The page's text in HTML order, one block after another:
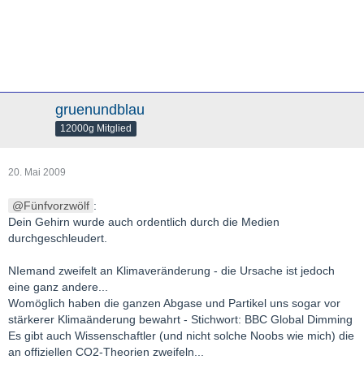
gruenundblau
12000g Mitglied
20. Mai 2009
Fünfvorzwölf :
Dein Gehirn wurde auch ordentlich durch die Medien
durchgeschleudert.
NIemand zweifelt an Klimaveränderung - die Ursache ist jedoch
eine ganz andere...
Womöglich haben die ganzen Abgase und Partikel uns sogar vor
stärkerer Klimaänderung bewahrt - Stichwort: BBC Global Dimming
Es gibt auch Wissenschaftler (und nicht solche Noobs wie mich) die
an offiziellen CO2-Theorien zweifeln...